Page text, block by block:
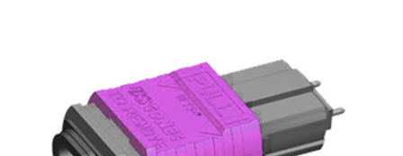
活动信息